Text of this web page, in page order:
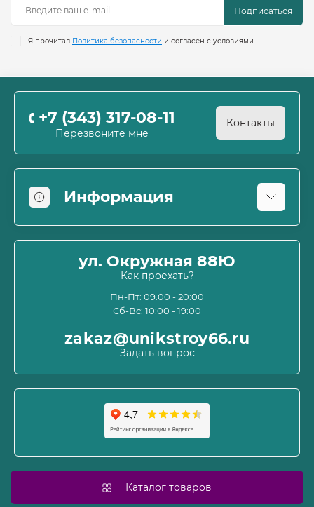
Подписаться
Я прочитал Политика безопасности и согласен с условиями
+7 (343) 317-08-11
Перезвоните мне
Контакты
Информация
Информация о доставке
Пользовательское соглашение и оферта
Политика конфиденциальности
Связаться с нами
Карта сайта
Производители
ул. Окружная 88Ю
Как проехать?
Пн-Пт: 09.00 - 20:00
Сб-Вс: 10:00 - 19:00
zakaz@unikstroy66.ru
Задать вопрос
Каталог товаров